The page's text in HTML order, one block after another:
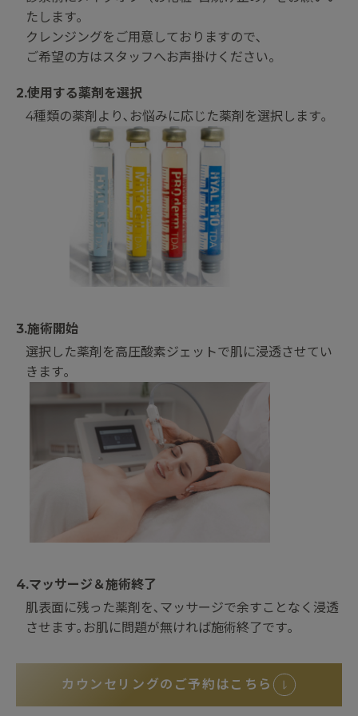
たします｡
クレンジングをご用意しておりますので､
ご希望の方はスタッフへお声掛けください。
2.使用する薬剤を選択
4種類の薬剤より､お悩みに応じた薬剤を選択します｡
3.施術開始
選択した薬剤を高圧酸素ジェットで肌に浸透させてい
きます｡
4.マッサージ＆施術終了
肌表面に残った薬剤を､マッサージで余すことなく浸透
させます｡ お肌に問題が無ければ施術終了です｡
カウンセリングのご予約はこちら